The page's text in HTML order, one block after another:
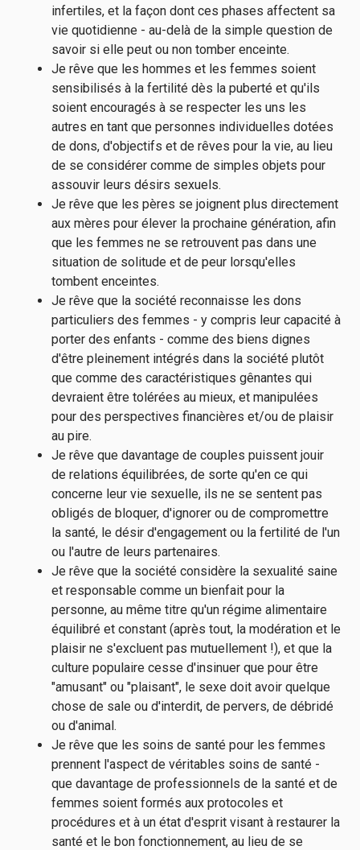
infertiles, et la façon dont ces phases affectent sa
vie quotidienne - au-delà de la simple question de
savoir si elle peut ou non tomber enceinte.
Je rêve que les hommes et les femmes soient
sensibilisés à la fertilité dès la puberté et qu'ils
soient encouragés à se respecter les uns les
autres en tant que personnes individuelles dotées
de dons, d'objectifs et de rêves pour la vie, au lieu
de se considérer comme de simples objets pour
assouvir leurs désirs sexuels.
Je rêve que les pères se joignent plus directement
aux mères pour élever la prochaine génération, afin
que les femmes ne se retrouvent pas dans une
situation de solitude et de peur lorsqu'elles
tombent enceintes.
Je rêve que la société reconnaisse les dons
particuliers des femmes - y compris leur capacité à
porter des enfants - comme des biens dignes
d'être pleinement intégrés dans la société plutôt
que comme des caractéristiques gênantes qui
devraient être tolérées au mieux, et manipulées
pour des perspectives financières et/ou de plaisir
au pire.
Je rêve que davantage de couples puissent jouir
de relations équilibrées, de sorte qu'en ce qui
concerne leur vie sexuelle, ils ne se sentent pas
obligés de bloquer, d'ignorer ou de compromettre
la santé, le désir d'engagement ou la fertilité de l'un
ou l'autre de leurs partenaires.
Je rêve que la société considère la sexualité saine
et responsable comme un bienfait pour la
personne, au même titre qu'un régime alimentaire
équilibré et constant (après tout, la modération et le
plaisir ne s'excluent pas mutuellement !), et que la
culture populaire cesse d'insinuer que pour être
"amusant" ou "plaisant", le sexe doit avoir quelque
chose de sale ou d'interdit, de pervers, de débridé
ou d'animal.
Je rêve que les soins de santé pour les femmes
prennent l'aspect de véritables soins de santé -
que davantage de professionnels de la santé et de
femmes soient formés aux protocoles et
procédures et à un état d'esprit visant à restaurer la
santé et le bon fonctionnement, au lieu de se